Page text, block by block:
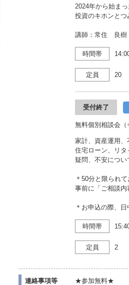
2024年から始ま
投資のキホンとつ
講師：常住 良樹
時間帯
定員 20
受付終了
無料個別相談会（
家計、資産運用、
住宅ローン、リ
疑問、不安につい
＊50分と限られ
事前に「ご相談内
＊お申込の際、
時間帯
定員 2
連絡事項等
★参加無料★